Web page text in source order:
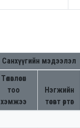
Санхүүгийн мэдээлэл
Төлөвлөсөн
тоо
хэмжээ
Нэгжийн
төсөвт өртөг